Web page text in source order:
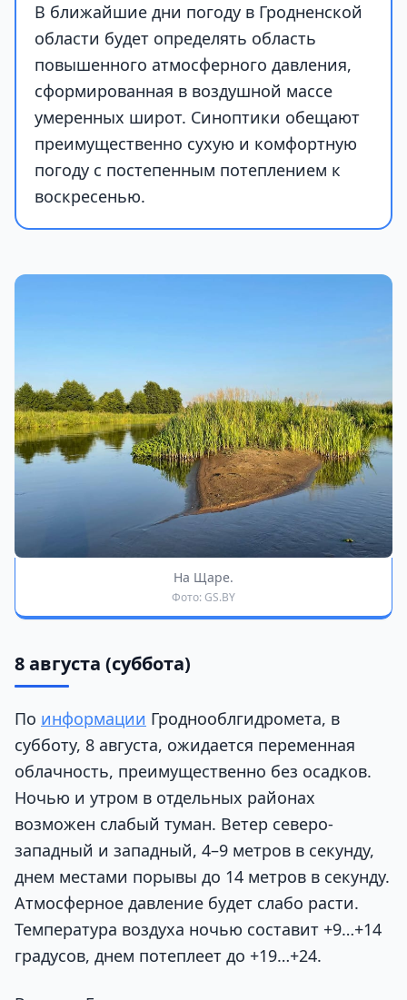
В ближайшие дни погоду в Гродненской
области будет определять область
повышенного атмосферного давления,
сформированная в воздушной массе
умеренных широт. Синоптики обещают
преимущественно сухую и комфортную
погоду с постепенным потеплением к
воскресенью.
На Щаре.
Фото: GS.BY
8 августа (суббота)
По информации Гроднооблгидромета, в
субботу, 8 августа, ожидается переменная
облачность, преимущественно без осадков.
Ночью и утром в отдельных районах
возможен слабый туман. Ветер северо-
западный и западный, 4–9 метров в секунду,
днем местами порывы до 14 метров в секунду.
Атмосферное давление будет слабо расти.
Температура воздуха ночью составит +9…+14
градусов, днем потеплеет до +19…+24.